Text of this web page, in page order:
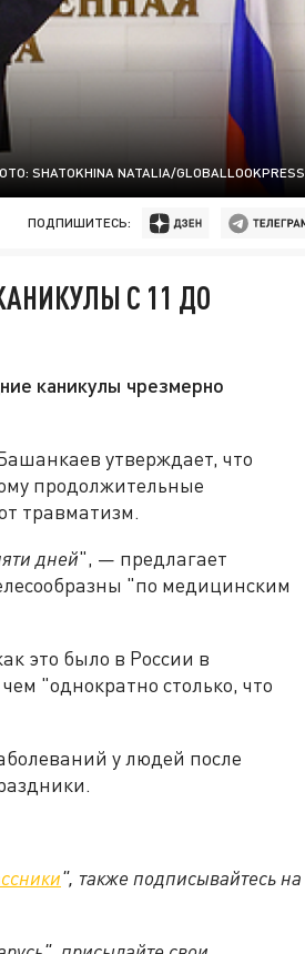
SHATOKHINA NATALIA/GLOBALLOOKPRESS
ПОДПИШИТЕСЬ:
С 11 ДО
каникулы чрезмерно
утверждает, что
продолжительные
травматизм.
дней", — предлагает
"по медицинским
это было в России в
"однократно столько, что
у людей после
", также подписывайтесь на